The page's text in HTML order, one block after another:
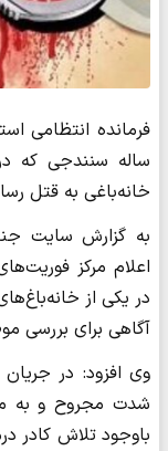
ساله سنندجی که
خانه‌باغی به قتل
به گزارش سایت
در یکی از
آگاهی برای بررسی
وی افزود: در
شدت مجروح و به
باوجود تلاش کادر